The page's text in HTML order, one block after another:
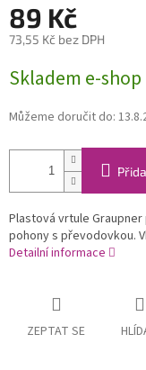
89 Kč
73,55 Kč bez DPH
cena:
Skladem e-shop
Můžeme doručit do:
Plastová vrtule
pohony s převodovkou.
Detailní informace
ZEPTAT SE